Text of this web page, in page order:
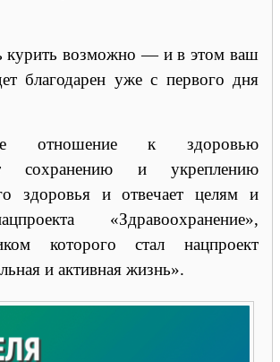
курить возможно — и в этом ваш
благодарен уже с первого дня
отношение к здоровью
сохранению и укреплению
здоровья и отвечает целям и
«Здравоохранение»,
которого стал нацпроект
и активная жизнь».